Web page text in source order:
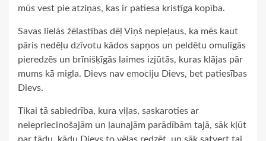
mūs vest pie atziņas, kas ir patiesa kristīga kopība.
Savas lielās žēlastības dēļ Viņš nepieļaus, ka mēs kaut
pāris nedēļu dzīvotu kādos sapņos un peldētu omulīgās
pieredzēs un brīnišķīgās laimes izjūtās, kuras klājas pār
mums kā migla. Dievs nav emociju Dievs, bet patiesības
Dievs.
Tikai tā sabiedrība, kura viļas, saskaroties ar
neiepriecinošajām un ļaunajām parādībām tajā, sāk kļūt
par tādu, kādu Dievs to vēlas redzēt, un sāk satvert tai